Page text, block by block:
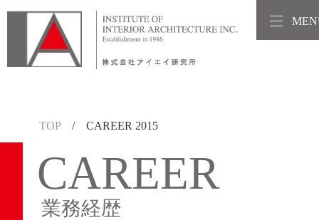
TOP / CAREER 2015
CAREER
業務経歴